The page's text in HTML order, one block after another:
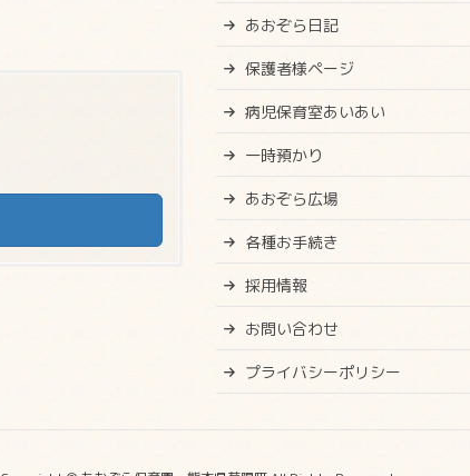
あおぞら日記
保護者様ページ
病児保育室あいあい
一時預かり
あおぞら広場
各種お手続き
採用情報
お問い合わせ
プライバシーポリシー